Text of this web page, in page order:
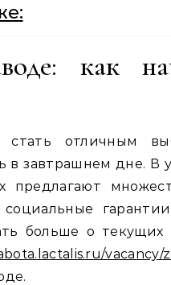
как
стать отличным
в завтрашнем дне. В
предлагают
социальные
больше о
vacancy/